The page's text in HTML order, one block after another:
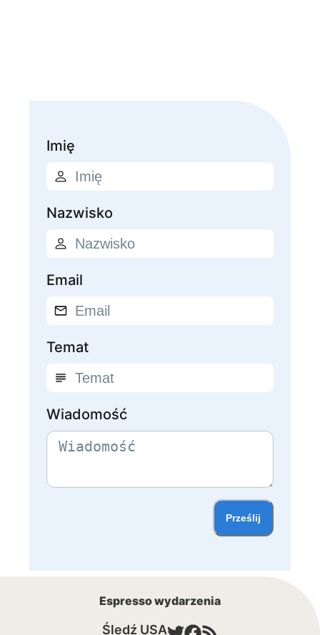
Imię
Nazwisko
Email
Temat
Wiadomość
Prześlij
Espresso wydarzenia
Śledź USA